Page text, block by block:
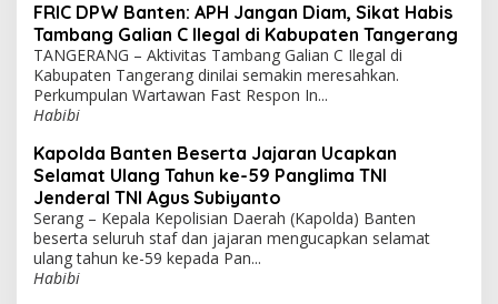
FRIC DPW Banten: APH Jangan Diam, Sikat Habis
Tambang Galian C Ilegal di Kabupaten Tangerang
TANGERANG – Aktivitas Tambang Galian C Ilegal di
Kabupaten Tangerang dinilai semakin meresahkan.
Perkumpulan Wartawan Fast Respon In...
Habibi
Kapolda Banten Beserta Jajaran Ucapkan
Selamat Ulang Tahun ke-59 Panglima TNI
Jenderal TNI Agus Subiyanto
Serang – Kepala Kepolisian Daerah (Kapolda) Banten
beserta seluruh staf dan jajaran mengucapkan selamat
ulang tahun ke-59 kepada Pan...
Habibi